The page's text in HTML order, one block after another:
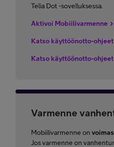
Telia Dot -sovelluksessa.
Aktivoi Mobiilivarmenne
Katso käyttöönotto-ohjeet
Katso käyttöönotto-
Varmenne
Mobiilivarmenne on
Jos varmenne on